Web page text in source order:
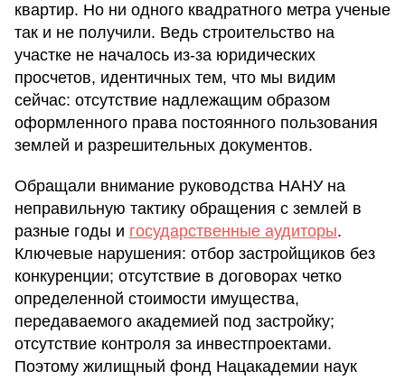
квартир. Но ни одного квадратного метра ученые
так и не получили. Ведь строительство на
участке не началось из-за юридических
просчетов, идентичных тем, что мы видим
сейчас: отсутствие надлежащим образом
оформленного права постоянного пользования
землей и разрешительных документов.
Обращали внимание руководства НАНУ на
неправильную тактику обращения с землей в
разные годы и государственные аудиторы.
Ключевые нарушения: отбор застройщиков без
конкуренции; отсутствие в договорах четко
определенной стоимости имущества,
передаваемого академией под застройку;
отсутствие контроля за инвестпроектами.
Поэтому жилищный фонд Нацакадемии наук